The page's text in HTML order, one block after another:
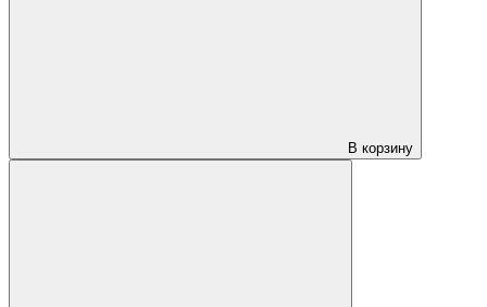
В корзину